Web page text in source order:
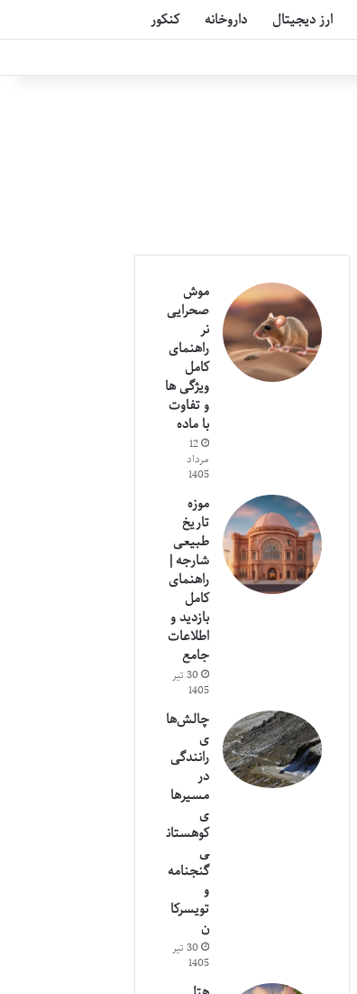
ارز دیجیتال داروخانه کنکور
موش
صحرایی
نر
راهنمای
کامل
ویژگی ها
و تفاوت
با ماده
12
مرداد
1405
موزه
تاریخ
طبیعی
شارجه |
راهنمای
کامل
بازدید و
اطلاعات
جامع
30 تیر
1405
چالش‌ها
ی
رانندگی
در
مسیرها
ی
کوهستان
ی
گنجنامه
و
تویسرکا
ن
30 تیر
1405